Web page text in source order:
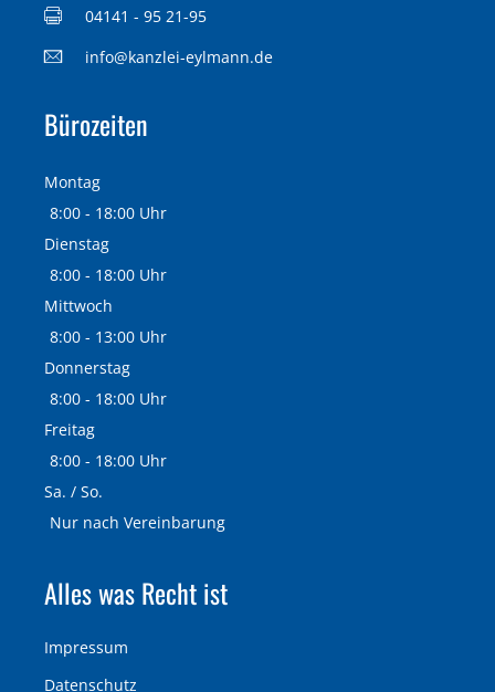
04141 - 95 21-95
info@kanzlei-eylmann.de
Bürozeiten
Montag
8:00 - 18:00 Uhr
Dienstag
8:00 - 18:00 Uhr
Mittwoch
8:00 - 13:00 Uhr
Donnerstag
8:00 - 18:00 Uhr
Freitag
8:00 - 18:00 Uhr
Sa. / So.
Nur nach Vereinbarung
Alles was Recht ist
Impressum
Datenschutz